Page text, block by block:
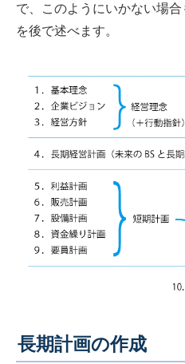
で、このようにいかない場
を後で述べます。
長期計画の作成